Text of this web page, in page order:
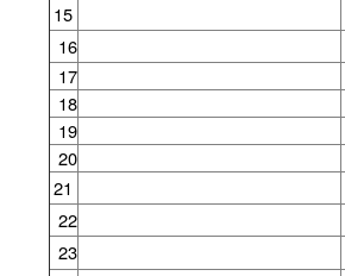
15
16
17
18
19
20
21
22
23